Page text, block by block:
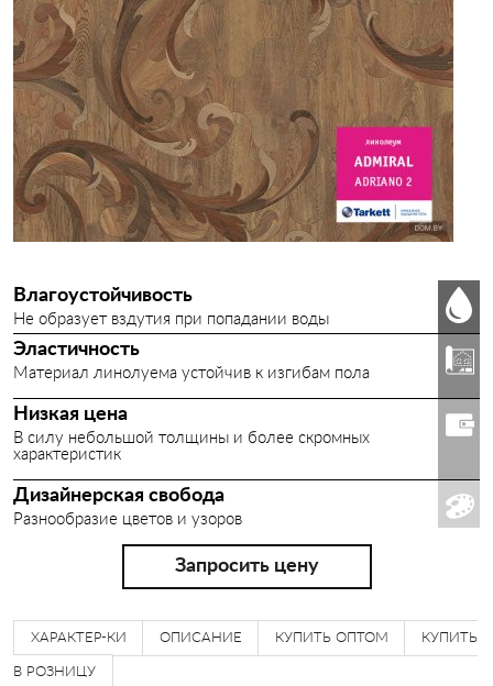
SPACE F
KVAZAR
STIMUL
CONTRACT SB
КОМИТЕКС ЛИН
БАВАРИЯ
ПЕЧОРА
ПРОВАНС
ТИП Б (ГОСТ 7251)
Влагоустойчивость
Не образует вздутия при попадании воды
Эластичность
Материал линолуема устойчив к изгибам пола
Низкая цена
В силу небольшой толщины и более скромных
характеристик
Дизайнерская свобода
Разнообразие цветов и узоров
Запросить цену
ХАРАКТЕР-КИ ОПИСАНИЕ КУПИТЬ ОПТОМ КУПИТЬ
В РОЗНИЦУ